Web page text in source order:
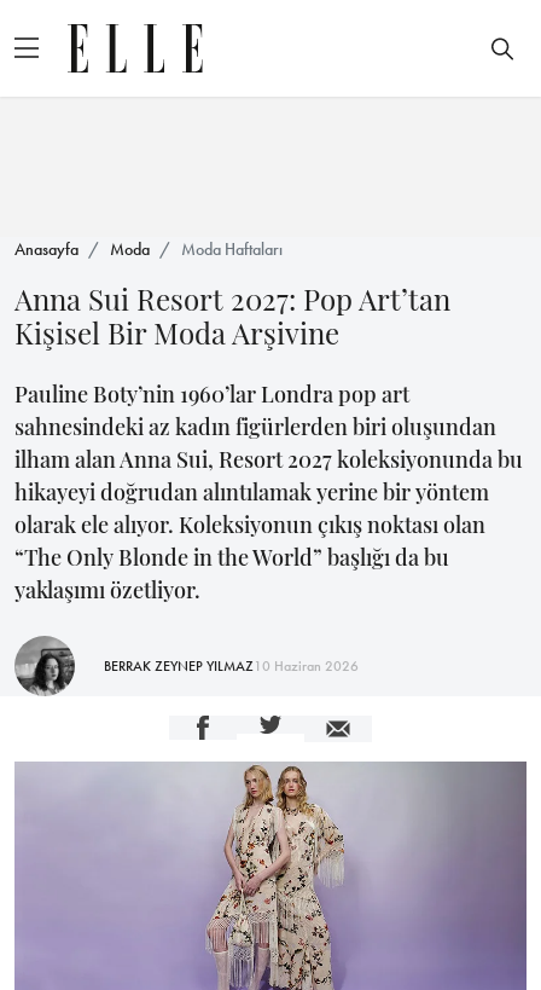
Anasayfa Moda Moda Haftaları
Anna Sui Resort 2027: Pop Art’tan
Kişisel Bir Moda Arşivine
Pauline Boty’nin 1960’lar Londra pop art
sahnesindeki az kadın figürlerden biri oluşundan
ilham alan Anna Sui, Resort 2027 koleksiyonunda bu
hikayeyi doğrudan alıntılamak yerine bir yöntem
olarak ele alıyor. Koleksiyonun çıkış noktası olan
“The Only Blonde in the World” başlığı da bu
yaklaşımı özetliyor.
BERRAK ZEYNEP YILMAZ10 Haziran 2026